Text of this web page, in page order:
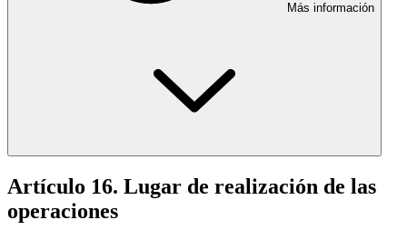
Más información
Artículo 16. Lugar de realización de las
operaciones